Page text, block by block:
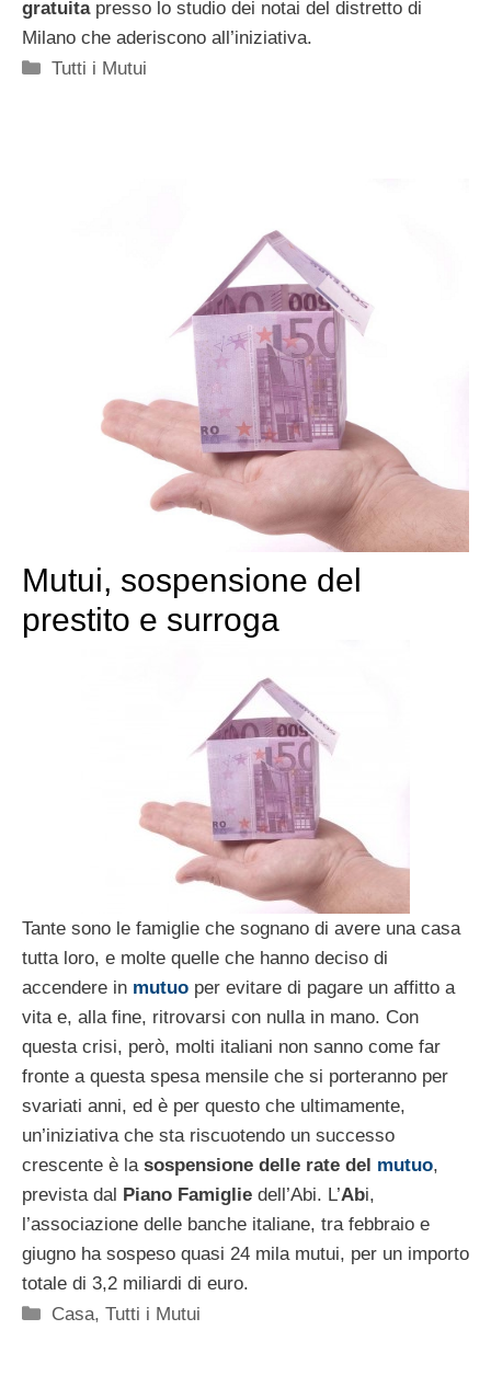
gratuitapresso lo studio dei notai del distretto di
Milano che aderiscono all’iniziativa.
Categorie
Tutti i Mutui
Mutui, sospensione del
prestito e surroga
Tante sono le famiglie che sognano di avere una casa
tutta loro, e molte quelle che hanno deciso di
accendere in mutuo per evitare di pagare un affitto a
vita e, alla fine, ritrovarsi con nulla in mano. Con
questa crisi, però, molti italiani non sanno come far
fronte a questa spesa mensile che si porteranno per
svariati anni, ed è per questo che ultimamente,
un’iniziativa che sta riscuotendo un successo
crescente è la sospensione delle rate del mutuo,
prevista dal Piano Famiglie dell’Abi. L’Abi,
l’associazione delle banche italiane, tra febbraio e
giugno ha sospeso quasi 24 mila mutui, per un importo
totale di 3,2 miliardi di euro.
Categorie
Casa,Tutti i Mutui